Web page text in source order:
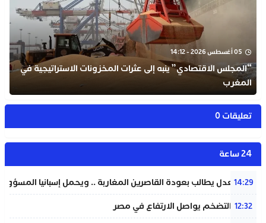
05 أغسطس 2026 - 14:12
“المجلس الاقتصادي” ينبه إلى عثرات المخزونات الاستراتيجية في
المغرب
تعليقات 0
24 ساعة
14:29
وزير العدل يطالب بعودة القاصرين المغاربة .. ويحمل إسبانيا
12:32
معدل التضخم يواصل الارتفاع في مصر